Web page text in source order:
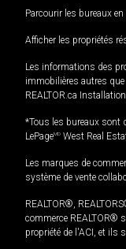
Parcourir les bureaux en
Afficher les propriétés
Les informations des
immobilières autres
REALTOR.ca
*Tous les bureaux sont
LePageMD West Real
Les marques de
système de vente
REALTOR®,
commerce REALTOR®
propriété de l'ACI, et ils